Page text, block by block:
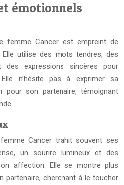
émotionnels
femme Cancer est empreint de
utilise des mots tendres, des
des expressions sincères pour
n’hésite pas à exprimer sa
pour son partenaire, témoignant
Cancer trahit souvent ses
un sourire lumineux et des
affection. Elle se montre plus
partenaire, cherchant à le toucher